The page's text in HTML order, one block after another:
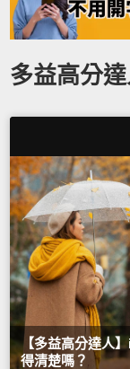
多益高分
【多益高分達人
得清楚嗎？